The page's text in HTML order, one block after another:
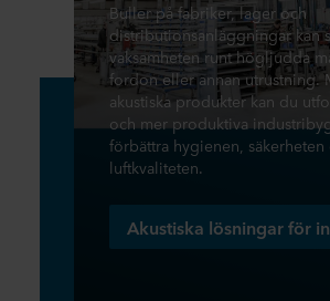
Buller på fabriker, lager och
distributionsanläggningar kan
vaksamheten runt högljudda
fordon eller annan utrustning.
akustiska produkter kan du
och mer produktiva
förbättra hygienen, säkerheten
luftkvaliteten.
Akustiska lösningar för